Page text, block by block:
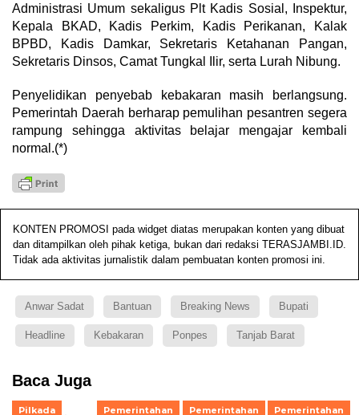
Administrasi Umum sekaligus Plt Kadis Sosial, Inspektur,
Kepala BKAD, Kadis Perkim, Kadis Perikanan, Kalak
BPBD, Kadis Damkar, Sekretaris Ketahanan Pangan,
Sekretaris Dinsos, Camat Tungkal Ilir, serta Lurah Nibung.
Penyelidikan penyebab kebakaran masih berlangsung.
Pemerintah Daerah berharap pemulihan pesantren segera
rampung sehingga aktivitas belajar mengajar kembali
normal.(*)
KONTEN PROMOSI pada widget diatas merupakan konten yang dibuat
dan ditampilkan oleh pihak ketiga, bukan dari redaksi TERASJAMBI.ID.
Tidak ada aktivitas jurnalistik dalam pembuatan konten promosi ini.
Anwar Sadat Bantuan Breaking News Bupati
Headline Kebakaran Ponpes Tanjab Barat
Baca Juga
Pilkada Pemerintahan Pemerintahan Pemerintahan